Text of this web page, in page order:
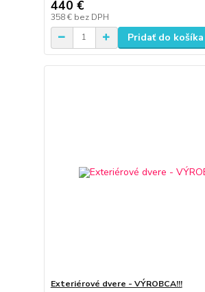
440 €
358 € bez DPH
Pridať do košíka
Exteriérové dvere - VÝROBCA!!!